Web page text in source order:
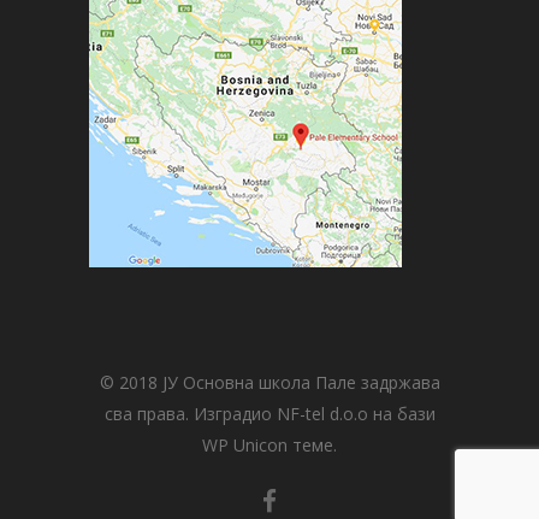
© 2018 ЈУ Основна школа Пале задржава
сва права. Изградио NF-tel d.o.o на бази
WP Unicon теме.